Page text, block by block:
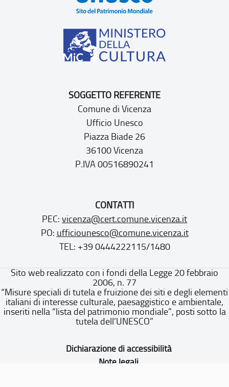
SOGGETTO REFERENTE
Comune di Vicenza
Ufficio Unesco
Piazza Biade 26
36100 Vicenza
P.IVA 00516890241
CONTATTI
PEC: vicenza@cert.comune.vicenza.it
PO: ufficiounesco@comune.vicenza.it
TEL: +39 0444222115/1480
Sito web realizzato con i fondi della Legge 20 febbraio
2006, n. 77
“Misure speciali di tutela e fruizione dei siti e degli elementi
italiani di interesse culturale, paesaggistico e ambientale,
inseriti nella “lista del patrimonio mondiale”, posti sotto la
tutela dell’UNESCO”
Dichiarazione di accessibilità
Note legali